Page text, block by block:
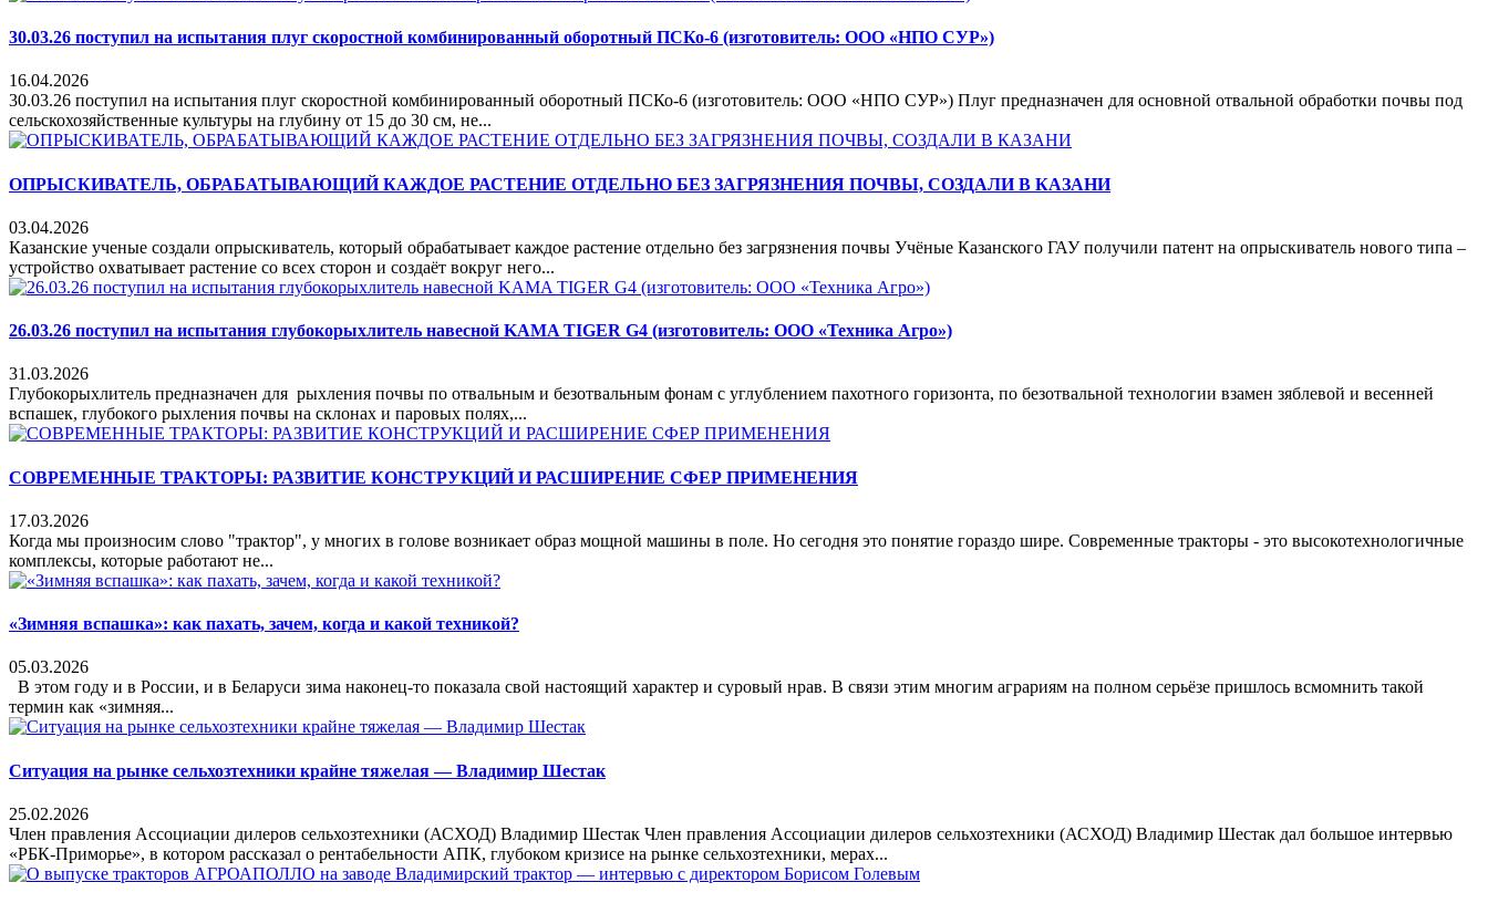
30.03.26 поступил на испытания плуг скоростной комбинированный оборотный ПСКо-6 (изготовитель: ООО «НПО СУР»)
16.04.2026
30.03.26 поступил на испытания плуг скоростной комбинированный оборотный ПСКо-6 (изготовитель: ООО «НПО СУР») Плуг предназначен для основной отвальной обработки почвы под
сельскохозяйственные культуры на глубину от 15 до 30 см, не...
ОПРЫСКИВАТЕЛЬ, ОБРАБАТЫВАЮЩИЙ КАЖДОЕ РАСТЕНИЕ ОТДЕЛЬНО БЕЗ ЗАГРЯЗНЕНИЯ ПОЧВЫ, СОЗДАЛИ В КАЗАНИ
03.04.2026
Казанские ученые создали опрыскиватель, который обрабатывает каждое растение отдельно без загрязнения почвы Учёные Казанского ГАУ получили патент на опрыскиватель нового типа –
устройство охватывает растение со всех сторон и создаёт вокруг него...
26.03.26 поступил на испытания глубокорыхлитель навесной KAMA TIGER G4 (изготовитель: ООО «Техника Агро»)
31.03.2026
Глубокорыхлитель предназначен для рыхления почвы по отвальным и безотвальным фонам с углублением пахотного горизонта, по безотвальной технологии взамен зяблевой и весенней
вспашек, глубокого рыхления почвы на склонах и паровых полях,...
СОВРЕМЕННЫЕ ТРАКТОРЫ: РАЗВИТИЕ КОНСТРУКЦИЙ И РАСШИРЕНИЕ СФЕР ПРИМЕНЕНИЯ
17.03.2026
Когда мы произносим слово "трактор", у многих в голове возникает образ мощной машины в поле. Но сегодня это понятие гораздо шире. Современные тракторы - это высокотехнологичные
комплексы, которые работают не...
«Зимняя вспашка»: как пахать, зачем, когда и какой техникой?
05.03.2026
В этом году и в России, и в Беларуси зима наконец-то показала свой настоящий характер и суровый нрав. В связи этим многим аграриям на полном серьёзе пришлось всмомнить такой
термин как «зимняя...
Ситуация на рынке сельхозтехники крайне тяжелая — Владимир Шестак
25.02.2026
Член правления Ассоциации дилеров сельхозтехники (АСХОД) Владимир Шестак Член правления Ассоциации дилеров сельхозтехники (АСХОД) Владимир Шестак дал большое интервью
«РБК-Приморье», в котором рассказал о рентабельности АПК, глубоком кризисе на рынке сельхозтехники, мерах...